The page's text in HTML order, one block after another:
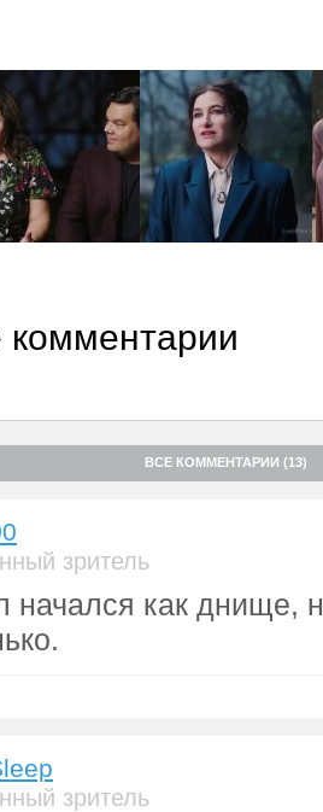
ВСЕ КОММЕНТАРИИ (13)
зритель
начался как днище,
зритель